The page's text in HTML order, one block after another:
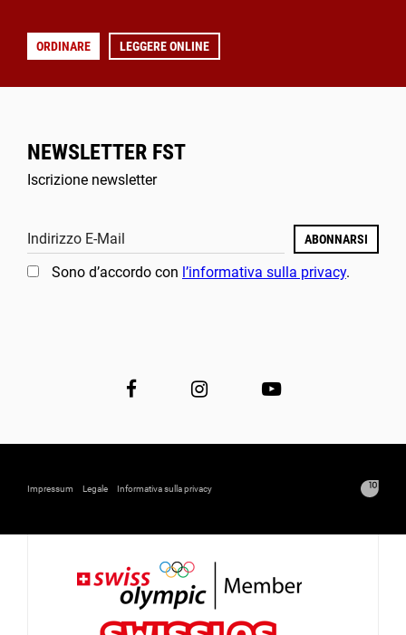
ORDINARE LEGGERE ONLINE
NEWSLETTER FST
Iscrizione newsletter
Indirizzo E-Mail ABONNARSI
Sono d’accordo con l’informativa sulla privacy.
Impressum Legale Informativa sulla privacy